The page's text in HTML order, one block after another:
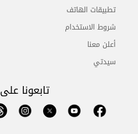
تطبيقات الهاتف
شروط الاستخدام
أعلن معنا
سيدتي
تابعونا على